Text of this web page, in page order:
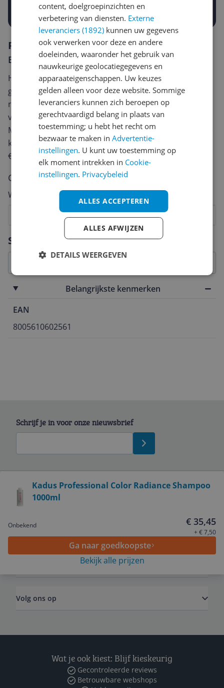
Prijsalert aanzetten
Specificaties
Belangrijkste kenmerken
EAN
8005610602561
Reviews
Er zijn nog geen reviews geschreven
Heb jij dit product in bezit en wil je graag je mening
geven? Start dan hieronder met het schrijven van je
review. Afhankelijk van de details duurt het schrijven
van een review gemiddeld tussen de 3 en 10 minuten.
Met jouw mening help je andere bezoekers een betere
keuze te maken én maak je iedere maand kans op
€250,-!
Klik hier voor de actievoorwaarden.
Cijfer
Welk cijfer geef jij dit product?
8
7
6
5
4
3
Vraag 1 van 4
Kadus Professional Color Radiance Shampoo
1000ml
Onbekend € 35,45
+ € 7,50
Ga naar goedkoopste
Bekijk alle prijzen
Schrijf je in voor onze nieuwsbrief
Service
Volg ons op
Wat je ook kiest: Blijf kieskeurig
Gecontroleerde reviews
Betrouwbare webshops
content, doelgroepinzichten en
verbetering van diensten. Externe
leveranciers (1892) kunnen uw gegevens
ook verwerken voor deze en andere
doeleinden, waaronder het gebruik van
nauwkeurige geolocatiegegevens en
apparaateigenschappen. Uw keuzes
gelden alleen voor deze website. Sommige
leveranciers kunnen zich beroepen op
gerechtvaardigd belang in plaats van
toestemming; u hebt het recht om
bezwaar te maken inAdvertentie-
instellingen. U kunt uw toestemming op
elk moment intrekken in Cookie-
instellingen. Privacybeleid
ALLES ACCEPTEREN
ALLES AFWIJZEN
DETAILS WEERGEVEN